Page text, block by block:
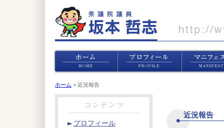
ホーム > 近況報告
プロフィール
近況報告